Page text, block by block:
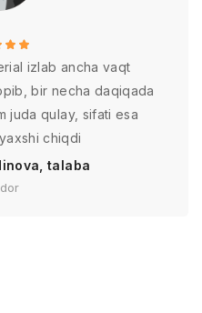
izlab ancha vaqt
bir necha daqiqada
juda qulay, sifati esa
chiqdi
talaba